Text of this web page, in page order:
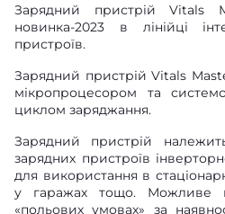
Зарядний пристрій
новинка-2023 в лінійці
пристроїв.
Зарядний пристрій Vitals
мікропроцесором та
циклом заряджання.
Зарядний пристрій
зарядних пристроїв
для використання в
у гаражах тощо. Можливе
«польових умовах» за